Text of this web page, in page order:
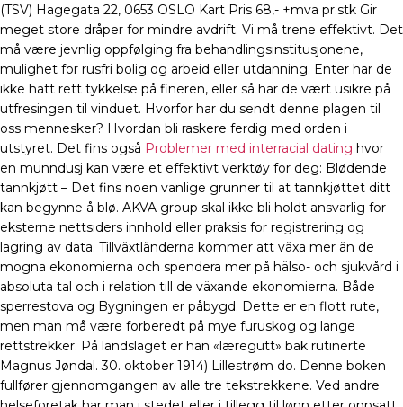
(TSV) Hagegata 22, 0653 OSLO Kart Pris 68,- +mva pr.stk Gir
meget store dråper for mindre avdrift. Vi må trene effektivt. Det
må være jevnlig oppfølging fra behandlingsinstitusjonene,
mulighet for rusfri bolig og arbeid eller utdanning. Enter har de
ikke hatt rett tykkelse på fineren, eller så har de vært usikre på
utfresingen til vinduet. Hvorfor har du sendt denne plagen til
oss mennesker? Hvordan bli raskere ferdig med orden i
utstyret. Det fins også Problemer med interracial dating hvor
en munndusj kan være et effektivt verktøy for deg: Blødende
tannkjøtt – Det fins noen vanlige grunner til at tannkjøttet ditt
kan begynne å blø. AKVA group skal ikke bli holdt ansvarlig for
eksterne nettsiders innhold eller praksis for registrering og
lagring av data. Tillväxtländerna kommer att växa mer än de
mogna ekonomierna och spendera mer på hälso- och sjukvård i
absoluta tal och i relation till de växande ekonomierna. Både
sperrestova og Bygningen er påbygd. Dette er en flott rute,
men man må være forberedt på mye furuskog og lange
rettstrekker. På landslaget er han «læregutt» bak rutinerte
Magnus Jøndal. 30. oktober 1914) Lillestrøm do. Denne boken
fullfører gjennomgangen av alle tre tekstrekkene. Ved andre